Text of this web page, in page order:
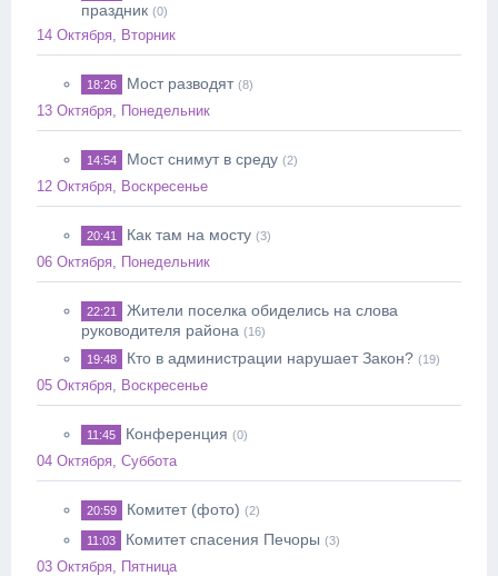
праздник (0)
14 Октября, Вторник
18:26 Мост разводят (8)
13 Октября, Понедельник
14:54 Мост снимут в среду (2)
12 Октября, Воскресенье
20:41 Как там на мосту (3)
06 Октября, Понедельник
22:21
Жители поселка обиделись на слова
руководителя района (16)
19:48 Кто в администрации нарушает Закон? (19)
05 Октября, Воскресенье
11:45 Конференция (0)
04 Октября, Суббота
20:59 Комитет (фото) (2)
11:03 Комитет спасения Печоры (3)
03 Октября, Пятница